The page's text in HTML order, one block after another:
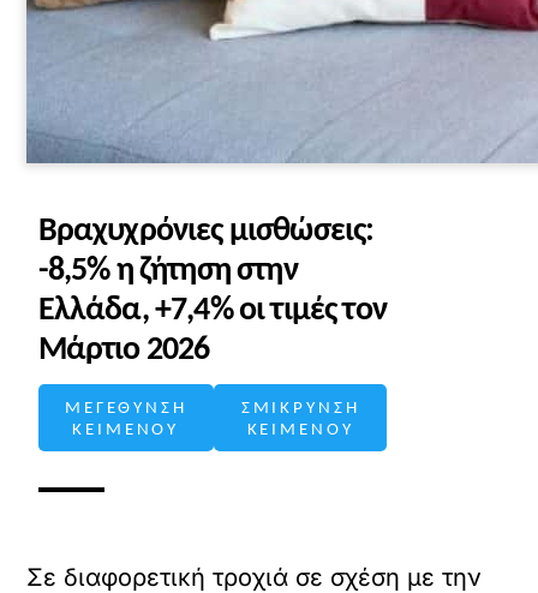
Βραχυχρόνιες μισθώσεις:
-8,5% η ζήτηση στην
Ελλάδα, +7,4% οι τιμές τον
Μάρτιο 2026
ΜΕΓΕΘΥΝΣΗ
ΚΕΙΜΕΝΟΥ
ΣΜΙΚΡΥΝΣΗ
ΚΕΙΜΕΝΟΥ
Σε διαφορετική τροχιά σε σχέση με την